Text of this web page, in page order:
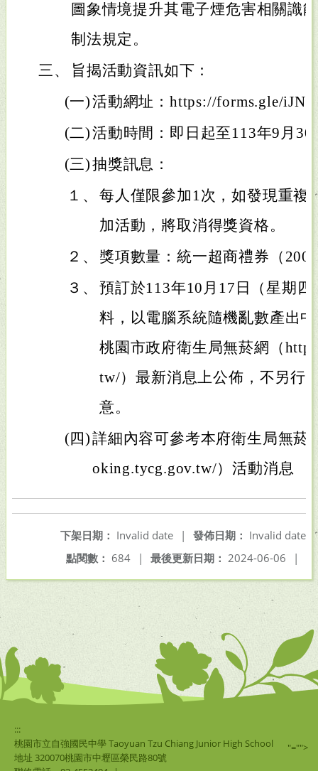
圖象情境提升其電子煙危害相關識
制法規定。
三、
旨揭活動資訊如下：
(一)活動網址：https://forms.gle/
(二)活動時間：即日起至113年9月30
(三)抽獎訊息：
１、 每人僅限參加1次，如發現重複
加活動，將取消得獎資格。
２、
獎項數量：統一超商禮券（200
３、 預訂於113年10月17日（星期
料，以電腦系統隨機亂數產出
桃園市政府衛生局無菸網（
tw/）最新消息上公佈，不另行
意。
(四)詳細內容可參考本府衛生局無菸
oking.tycg.gov.tw/）活動消息
發佈日期： Invalid date
下架日期： Invalid date
|
最後更新日期： 2024-06-06 |
點閱數： 684 |
:::
桃園市立自強國民中學 Taoyuan Tzu Chiang Junior High School
地址 320070桃園市中壢區榮民路80號
"="">